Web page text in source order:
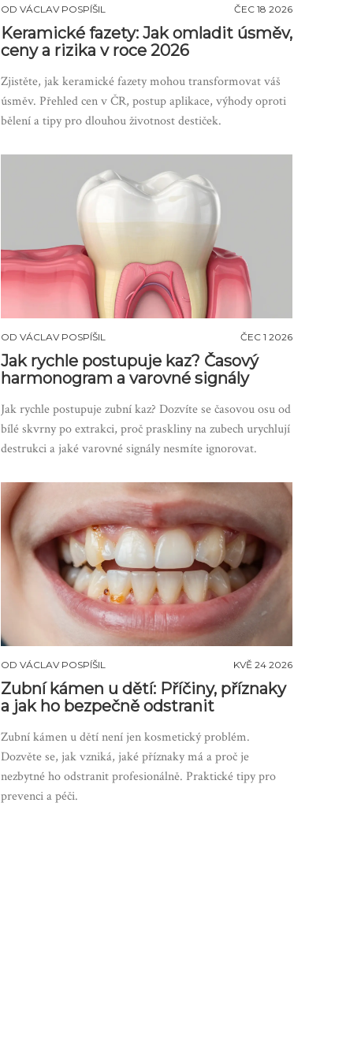
OD VÁCLAV POSPÍŠIL ČEC 18 2026
Keramické fazety: Jak omladit úsměv,
ceny a rizika v roce 2026
Zjistěte, jak keramické fazety mohou transformovat váš
úsměv. Přehled cen v ČR, postup aplikace, výhody oproti
bělení a tipy pro dlouhou životnost destiček.
OD VÁCLAV POSPÍŠIL ČEC 1 2026
Jak rychle postupuje kaz? Časový
harmonogram a varovné signály
Jak rychle postupuje zubní kaz? Dozvíte se časovou osu od
bílé skvrny po extrakci, proč praskliny na zubech urychlují
destrukci a jaké varovné signály nesmíte ignorovat.
OD VÁCLAV POSPÍŠIL KVĚ 24 2026
Zubní kámen u dětí: Příčiny, příznaky
a jak ho bezpečně odstranit
Zubní kámen u dětí není jen kosmetický problém.
Dozvěte se, jak vzniká, jaké příznaky má a proč je
nezbytné ho odstranit profesionálně. Praktické tipy pro
prevenci a péči.